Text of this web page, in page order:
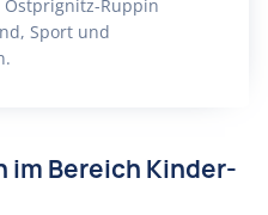
Ostprignitz-Ruppin
Sport und
im Bereich Kinder-